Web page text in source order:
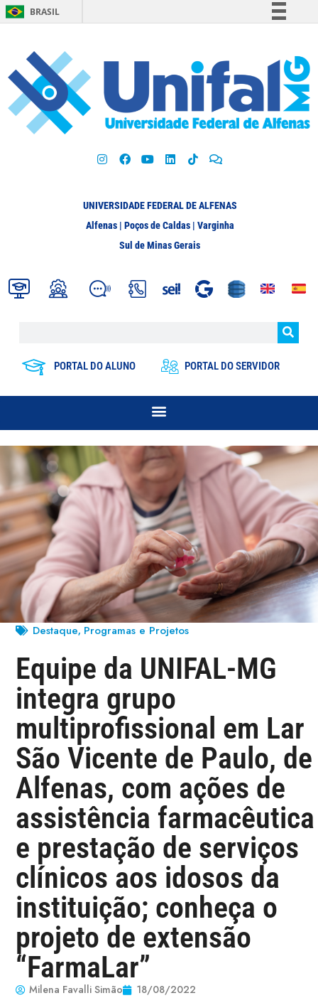
BRASIL
Participe
Acesso à informação
Legislação
UNIVERSIDADE FEDERAL DE ALFENAS
Alfenas | Poços de Caldas | Varginha
Sul de Minas Gerais
PORTAL DO ALUNO PORTAL DO SERVIDOR
Destaque, Programas e Projetos
Equipe da UNIFAL-MG
integra grupo
multiprofissional em Lar
São Vicente de Paulo, de
Alfenas, com ações de
assistência farmacêutica
e prestação de serviços
clínicos aos idosos da
instituição; conheça o
projeto de extensão
“FarmaLar”
Milena Favalli Simão 18/08/2022